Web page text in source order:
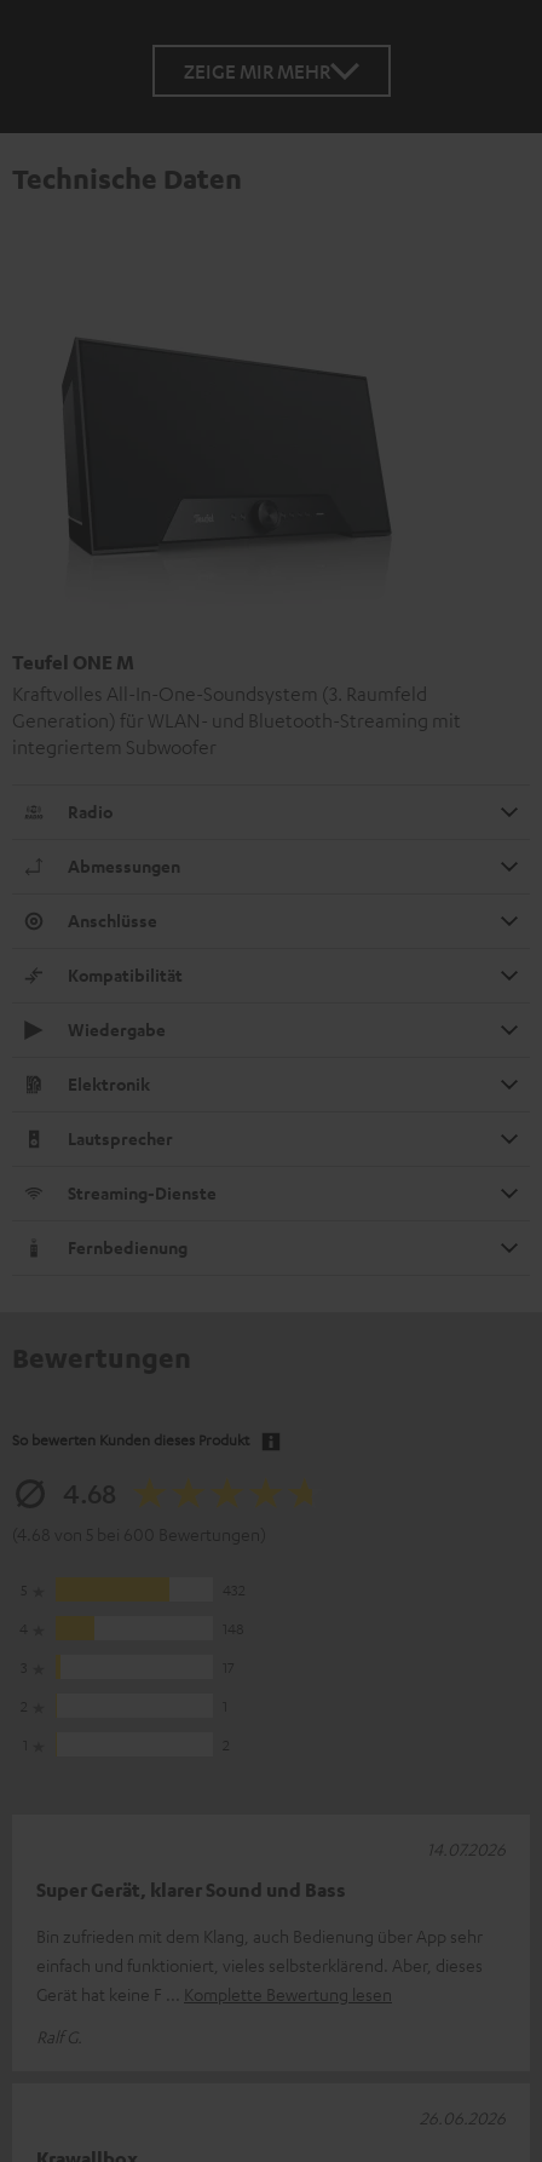
ZEIGE MIR MEHR
Technische Daten
Teufel ONE M
Kraftvolles All-In-One-Soundsystem (3. Raumfeld
Generation) für WLAN- und Bluetooth-Streaming mit
integriertem Subwoofer
Radio
Abmessungen
Anschlüsse
Kompatibilität
Wiedergabe
Elektronik
Lautsprecher
Streaming-Dienste
Fernbedienung
So bewerten Kunden dieses Produkt
Super Gerät, klarer Sound und Bass
Bin zufrieden mit dem Klang, auch Bedienung über App sehr
einfach und funktioniert, vieles selbsterklärend. Aber, dieses
Gerät hat keine F
Komplette Bewertung lesen
Ralf G.
14.07.2026
26.06.2026